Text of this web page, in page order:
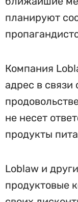
планируют
Компания
адрес в связи
не несет
продукты
Loblaw и
продуктовые